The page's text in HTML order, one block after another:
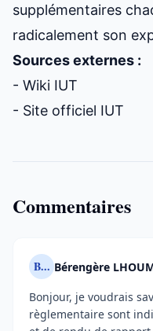
supplémentaires
radicalement son
Sources externes :
- Wiki IUT
- Site officiel IUT
Commentaires
B... Bérengère
Bonjour, je voudrais
règlementaire sont